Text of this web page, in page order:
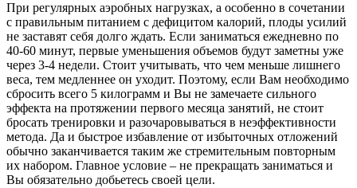
При регулярных аэробных нагрузках, а особенно в сочетании
с правильным питанием с дефицитом калорий, плоды усилий
не заставят себя долго ждать. Если заниматься ежедневно по
40-60 минут, первые уменьшения объемов будут заметны уже
через 3-4 недели. Стоит учитывать, что чем меньше лишнего
веса, тем медленнее он уходит. Поэтому, если Вам необходимо
сбросить всего 5 килограмм и Вы не замечаете сильного
эффекта на протяжении первого месяца занятий, не стоит
бросать тренировки и разочаровываться в неэффективности
метода. Да и быстрое избавление от избыточных отложений
обычно заканчивается таким же стремительным повторным
их набором. Главное условие – не прекращать заниматься и
Вы обязательно добьетесь своей цели.